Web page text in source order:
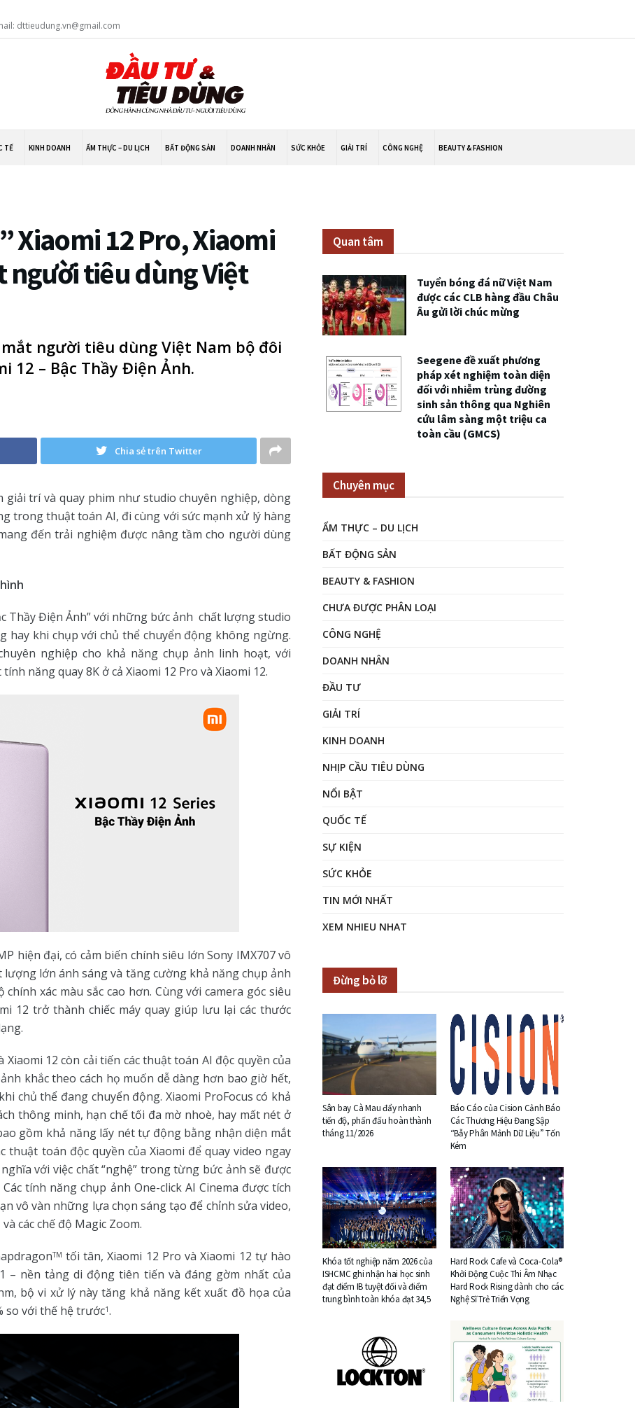
dttieudung.vn@gmail.com
TẾ KINH DOANH ẨM THỰC – DU LỊCH BẤT ĐỘNG SẢN DOANH NHÂN SỨC KHỎE GIẢI TRÍ CÔNG NGHỆ BEAUTY & FASHION
Xiaomi 12 Pro, Xiaomi
người tiêu dùng Việt
người tiêu dùng Việt Nam bộ đôi
12 – Bậc Thầy Điện Ảnh.
Chia sẻ trên Twitter
trí và quay phim như studio chuyên nghiệp, dòng
trong thuật toán AI, đi cùng với sức mạnh xử lý hàng
đến trải nghiệm được nâng tầm cho người dùng
Thầy Điện Ảnh” với những bức ảnh chất lượng studio
hay khi chụp với chủ thể chuyển động không ngừng.
nghiệp cho khả năng chụp ảnh linh hoạt, với
năng quay 8K ở cả Xiaomi 12 Pro và Xiaomi 12.
hiện đại, có cảm biến chính siêu lớn Sony IMX707 vô
lớn ánh sáng và tăng cường khả năng chụp ảnh
xác màu sắc cao hơn. Cùng với camera góc siêu
12 trở thành chiếc máy quay giúp lưu lại các thước
12 còn cải tiến các thuật toán AI độc quyền của
khắc theo cách họ muốn dễ dàng hơn bao giờ hết,
chủ thể đang chuyển động. Xiaomi ProFocus có khả
thông minh, hạn chế tối đa mờ nhoè, hay mất nét ở
gồm khả năng lấy nét tự động bằng nhận diện mắt
toán độc quyền của Xiaomi để quay video ngay
với việc chất “nghệ” trong từng bức ảnh sẽ được
tính năng chụp ảnh One-click AI Cinema được tích
vô vàn những lựa chọn sáng tạo để chỉnh sửa video,
các chế độ Magic Zoom.
TM tối tân, Xiaomi 12 Pro và Xiaomi 12 tự hào
nền tảng di động tiên tiến và đáng gờm nhất của
bộ vi xử lý này tăng khả năng kết xuất đồ họa của
so với thế hệ trước1.
Quan tâm
Tuyển bóng đá nữ Việt Nam
được các CLB hàng đầu Châu
Âu gửi lời chúc mừng
Seegene đề xuất phương
pháp xét nghiệm toàn diện
đối với nhiễm trùng đường
sinh sản thông qua Nghiên
cứu lâm sàng một triệu ca
toàn cầu (GMCS)
Chuyên mục
ẨM THỰC – DU LỊCH
BẤT ĐỘNG SẢN
BEAUTY & FASHION
CHƯA ĐƯỢC PHÂN LOẠI
CÔNG NGHỆ
DOANH NHÂN
ĐẦU TƯ
GIẢI TRÍ
KINH DOANH
NHỊP CẦU TIÊU DÙNG
NỔI BẬT
QUỐC TẾ
SỰ KIỆN
SỨC KHỎE
TIN MỚI NHẤT
XEM NHIEU NHAT
Đừng bỏ lỡ
Sân bay Cà Mau đẩy nhanh
tiến độ, phấn đấu hoàn thành
tháng 11/2026
Báo Cáo của Cision Cảnh Báo
Các Thương Hiệu Đang Sập
“Bẫy Phân Mảnh Dữ Liệu” Tốn
Kém
Khóa tốt nghiệp năm 2026 của
ISHCMC ghi nhận hai học sinh
đạt điểm IB tuyệt đối và điểm
trung bình toàn khóa đạt 34,5
Hard Rock Cafe và Coca-Cola®
Khởi Động Cuộc Thi Âm Nhạc
Hard Rock Rising dành cho các
Nghệ Sĩ Trẻ Triển Vọng